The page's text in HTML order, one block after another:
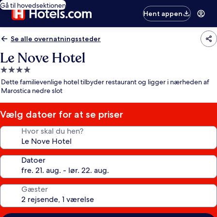
Gå til hovedsektionen
Hent appen
Se alle overnatningssteder
Le Nove Hotel
4.0-
stjernet
overnatningssted
Dette familievenlige hotel tilbyder restaurant og ligger i nærheden af
Marostica nedre slot
Vælg datoer for at se priser
Hvor skal du hen?
Datoer
Gæster